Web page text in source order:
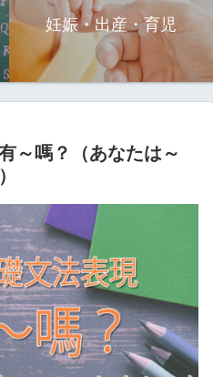
妊娠・出産・育児
～嗎？（あなたは～